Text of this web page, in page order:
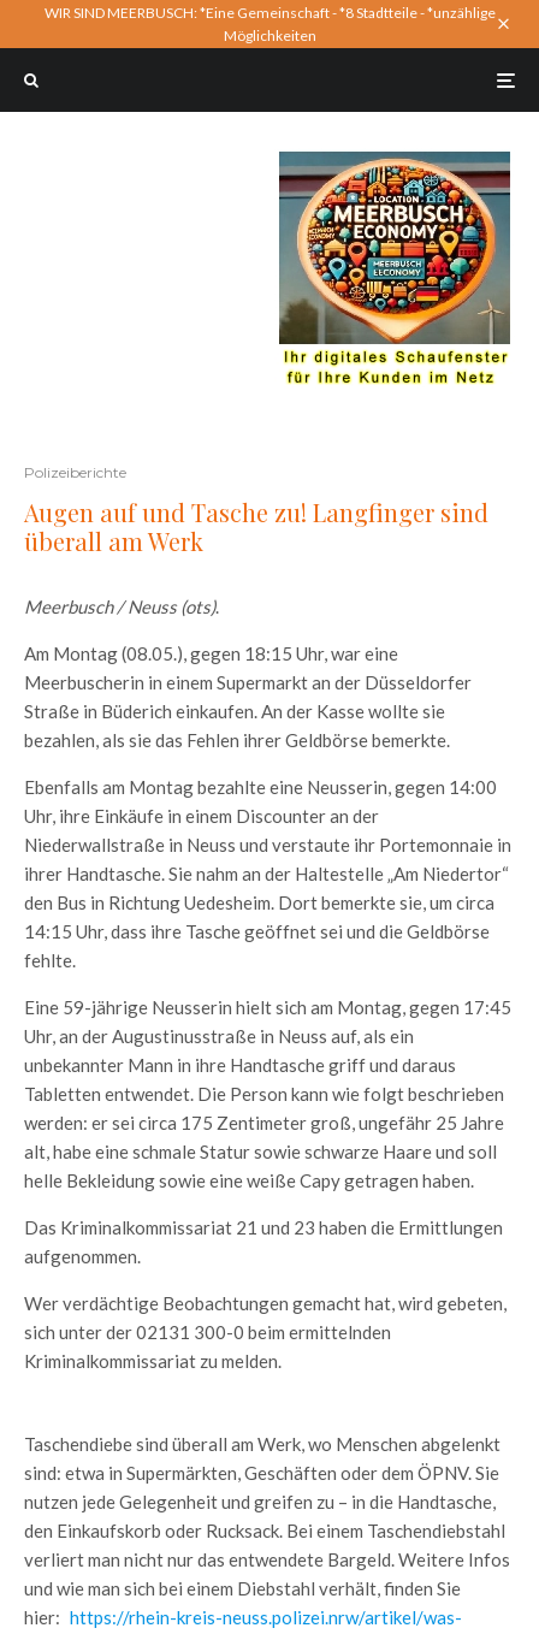
WIR SIND MEERBUSCH: *Eine Gemeinschaft - *8 Stadtteile - *unzählige
Möglichkeiten
Polizeiberichte
Augen auf und Tasche zu! Langfinger sind
überall am Werk
Meerbusch / Neuss (ots).
Am Montag (08.05.), gegen 18:15 Uhr, war eine
Meerbuscherin in einem Supermarkt an der Düsseldorfer
Straße in Büderich einkaufen. An der Kasse wollte sie
bezahlen, als sie das Fehlen ihrer Geldbörse bemerkte.
Ebenfalls am Montag bezahlte eine Neusserin, gegen 14:00
Uhr, ihre Einkäufe in einem Discounter an der
Niederwallstraße in Neuss und verstaute ihr Portemonnaie in
ihrer Handtasche. Sie nahm an der Haltestelle „Am Niedertor“
den Bus in Richtung Uedesheim. Dort bemerkte sie, um circa
14:15 Uhr, dass ihre Tasche geöffnet sei und die Geldbörse
fehlte.
Eine 59-jährige Neusserin hielt sich am Montag, gegen 17:45
Uhr, an der Augustinusstraße in Neuss auf, als ein
unbekannter Mann in ihre Handtasche griff und daraus
Tabletten entwendet. Die Person kann wie folgt beschrieben
werden: er sei circa 175 Zentimeter groß, ungefähr 25 Jahre
alt, habe eine schmale Statur sowie schwarze Haare und soll
helle Bekleidung sowie eine weiße Capy getragen haben.
Das Kriminalkommissariat 21 und 23 haben die Ermittlungen
aufgenommen.
Wer verdächtige Beobachtungen gemacht hat, wird gebeten,
sich unter der 02131 300-0 beim ermittelnden
Kriminalkommissariat zu melden.
Taschendiebe sind überall am Werk, wo Menschen abgelenkt
sind: etwa in Supermärkten, Geschäften oder dem ÖPNV. Sie
nutzen jede Gelegenheit und greifen zu – in die Handtasche,
den Einkaufskorb oder Rucksack. Bei einem Taschendiebstahl
verliert man nicht nur das entwendete Bargeld. Weitere Infos
und wie man sich bei einem Diebstahl verhält, finden Sie
hier: https://rhein-kreis-neuss.polizei.nrw/artikel/was-